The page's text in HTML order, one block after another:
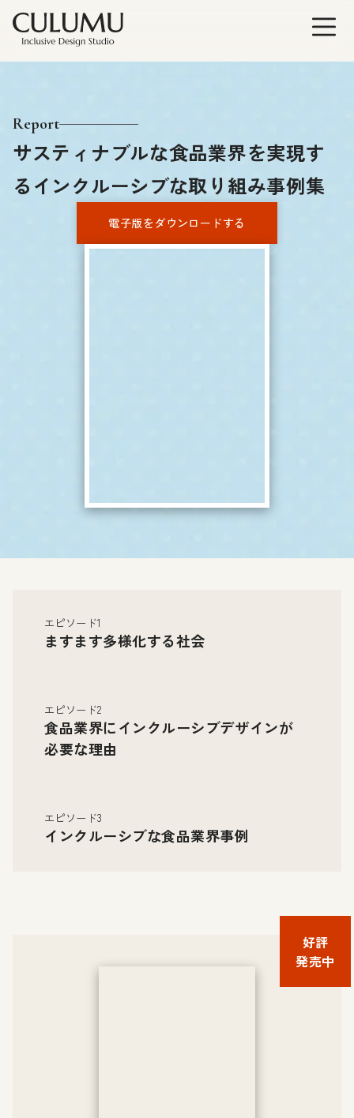
サスティナブルな食品業界を実現す
るインクルーシブな取り組み事例集
Report
電子版をダウンロードする
エピソード1
ますます多様化する社会
エピソード2
食品業界にインクルーシブデザインが
必要な理由
エピソード3
インクルーシブな食品業界事例
好評
発売中